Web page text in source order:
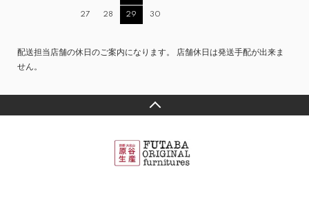
27 28 29 30
配送担当店舗の休日のご案内になります。 店舗休日は発送手配が出来ま
せん。